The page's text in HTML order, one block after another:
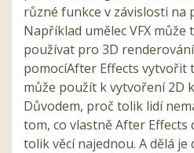
různé funkce v závislosti na
Například umělec VFX
používat pro 3D
pomocíAfter Effects vytvořit
může použít k vytvoření 2D
Důvodem, proč tolik lidí
tom, co vlastněAfter Effects
tolik věcí najednou. A dělá je